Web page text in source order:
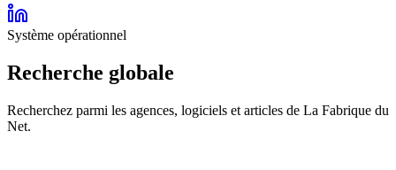
Système opérationnel
Recherche globale
Recherchez parmi les agences, logiciels et articles de La Fabrique du
Net.